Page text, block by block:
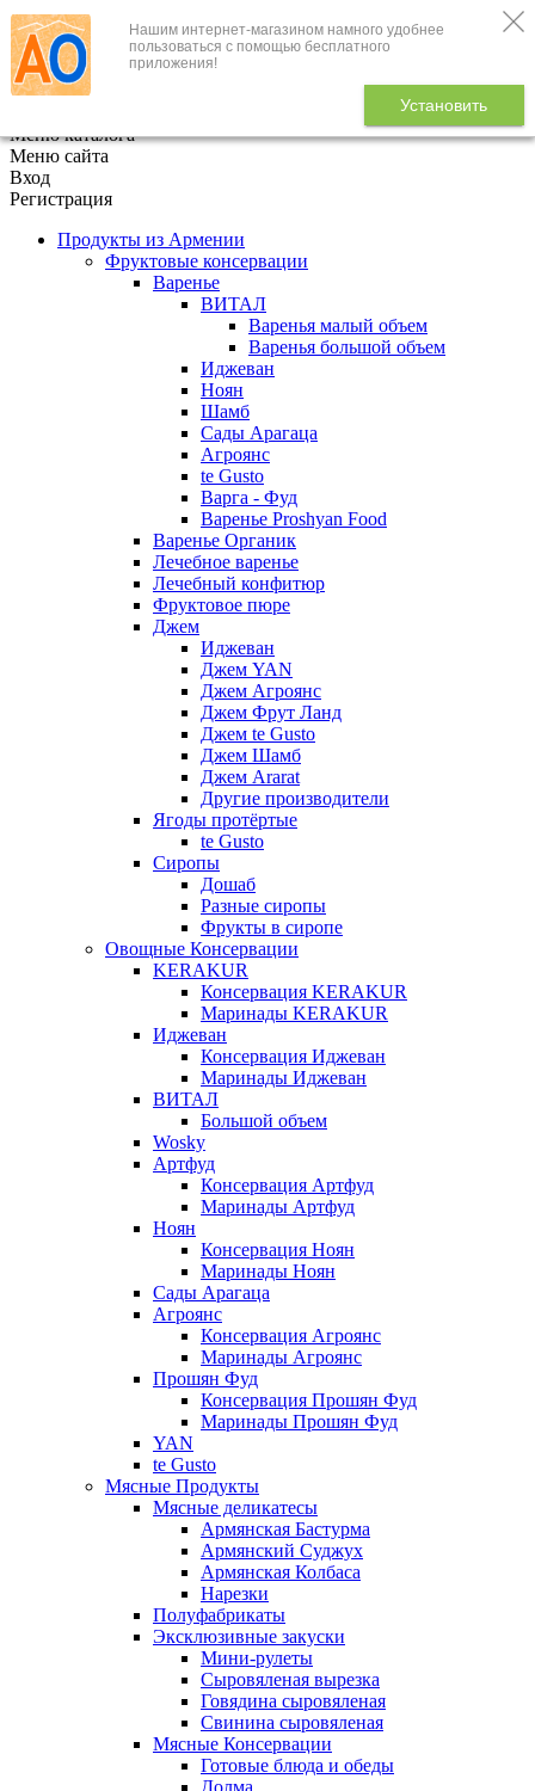
Нашим интернет-магазином намного удобнее
пользоваться с помощью бесплатного
приложения!
Установить
+7 (495) 646-888-1
В корзине
Меню каталога
Меню сайта
Вход
Регистрация
Продукты из Армении
Фруктовые консервации
Варенье
ВИТАЛ
Варенья малый объем
Варенья большой объем
Иджеван
Ноян
Шамб
Сады Арагаца
Агроянс
te Gusto
Варга - Фуд
Варенье Proshyan Food
Варенье Органик
Лечебное варенье
Лечебный конфитюр
Фруктовое пюре
Джем
Иджеван
Джем YAN
Джем Агроянс
Джем Фрут Ланд
Джем te Gusto
Джем Шамб
Джем Ararat
Другие производители
Ягоды протёртые
te Gusto
Сиропы
Дошаб
Разные сиропы
Фрукты в сиропе
Овощные Консервации
KERAKUR
Консервация KERAKUR
Маринады KERAKUR
Иджеван
Консервация Иджеван
Маринады Иджеван
ВИТАЛ
Большой объем
Wosky
Артфуд
Консервация Артфуд
Маринады Артфуд
Ноян
Консервация Ноян
Маринады Ноян
Сады Арагаца
Агроянс
Консервация Агроянс
Маринады Агроянс
Прошян Фуд
Консервация Прошян Фуд
Маринады Прошян Фуд
YAN
te Gusto
Мясные Продукты
Мясные деликатесы
Армянская Бастурма
Армянский Суджух
Армянская Колбаса
Нарезки
Полуфабрикаты
Эксклюзивные закуски
Мини-рулеты
Сыровяленая вырезка
Говядина сыровяленая
Свинина сыровяленая
Мясные Консервации
Готовые блюда и обеды
Долма